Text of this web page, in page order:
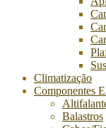
Climatização
Componentes
Balastros